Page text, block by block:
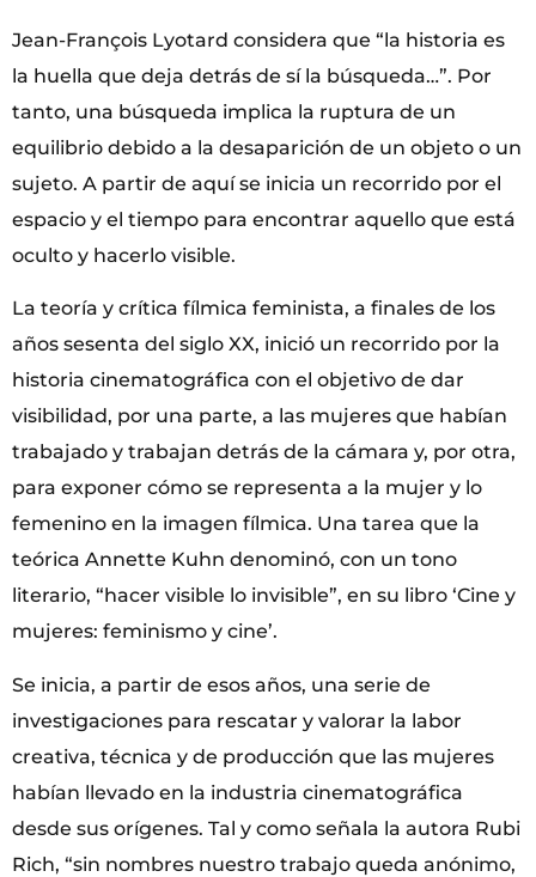
Jean-François Lyotard considera que “la historia es
la huella que deja detrás de sí la búsqueda…”. Por
tanto, una búsqueda implica la ruptura de un
equilibrio debido a la desaparición de un objeto o un
sujeto. A partir de aquí se inicia un recorrido por el
espacio y el tiempo para encontrar aquello que está
oculto y hacerlo visible.
La teoría y crítica fílmica feminista, a finales de los
años sesenta del siglo XX, inició un recorrido por la
historia cinematográfica con el objetivo de dar
visibilidad, por una parte, a las mujeres que habían
trabajado y trabajan detrás de la cámara y, por otra,
para exponer cómo se representa a la mujer y lo
femenino en la imagen fílmica. Una tarea que la
teórica Annette Kuhn denominó, con un tono
literario, “hacer visible lo invisible”, en su libro ‘Cine y
mujeres: feminismo y cine’.
Se inicia, a partir de esos años, una serie de
investigaciones para rescatar y valorar la labor
creativa, técnica y de producción que las mujeres
habían llevado en la industria cinematográfica
desde sus orígenes. Tal y como señala la autora Rubi
Rich, “sin nombres nuestro trabajo queda anónimo,